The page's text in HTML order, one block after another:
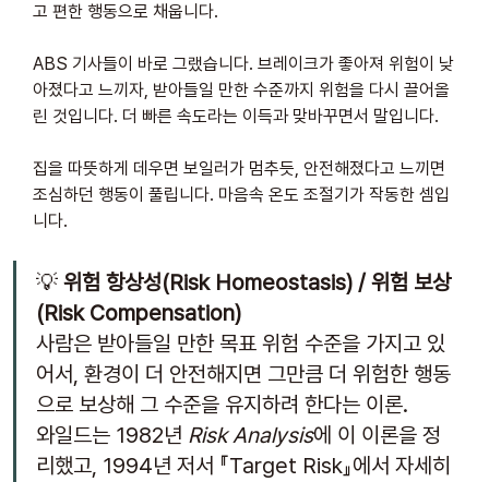
고 편한 행동으로 채웁니다.
ABS 기사들이 바로 그랬습니다. 브레이크가 좋아져 위험이 낮
아졌다고 느끼자, 받아들일 만한 수준까지 위험을 다시 끌어올
린 것입니다. 더 빠른 속도라는 이득과 맞바꾸면서 말입니다.
집을 따뜻하게 데우면 보일러가 멈추듯, 안전해졌다고 느끼면
조심하던 행동이 풀립니다. 마음속 온도 조절기가 작동한 셈입
니다.
💡 위험 항상성(Risk Homeostasis) / 위험 보상
(Risk Compensation)
사람은 받아들일 만한 목표 위험 수준을 가지고 있
어서, 환경이 더 안전해지면 그만큼 더 위험한 행동
으로 보상해 그 수준을 유지하려 한다는 이론.
와일드는 1982년 Risk Analysis에 이 이론을 정
리했고, 1994년 저서 『Target Risk』에서 자세히